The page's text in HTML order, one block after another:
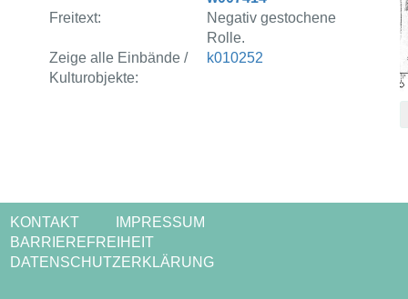
Freitext:
Negativ gestochene
Rolle.
Zeige alle Einbände /
Kulturobjekte:
k010252
KONTAKT
IMPRESSUM
BARRIEREFREIHEIT
DATENSCHUTZERKLÄRUNG